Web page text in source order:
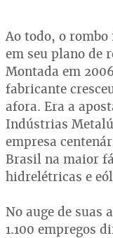
Ao todo, o rombo
em seu plano de
Montada em
fabricante
afora. Era a
Indústrias
empresa
Brasil na maior
hidrelétricas e
No auge de suas
1.100 empregos